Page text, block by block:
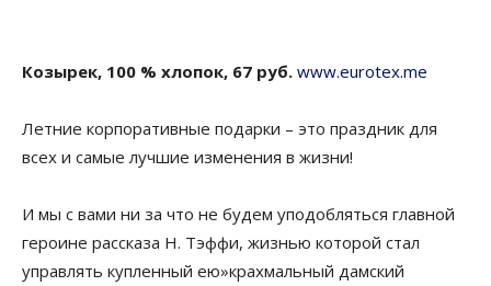
Козырек, 100 % хлопок, 67 руб. www.eurotex.me
Летние корпоративные подарки – это праздник для
всех и самые лучшие изменения в жизни!
И мы с вами ни за что не будем уподобляться главной
героине рассказа Н. Тэффи, жизнью которой стал
управлять купленный ею»крахмальный дамский